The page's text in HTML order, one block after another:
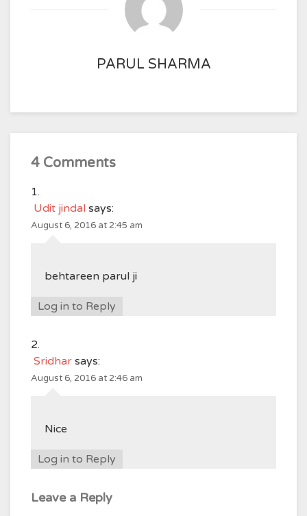
PARUL SHARMA
4 Comments
Udit jindal says:
August 6, 2016 at 2:45 am
behtareen parul ji
Log in to Reply
Sridhar says:
August 6, 2016 at 2:46 am
Nice
Log in to Reply
Leave a Reply